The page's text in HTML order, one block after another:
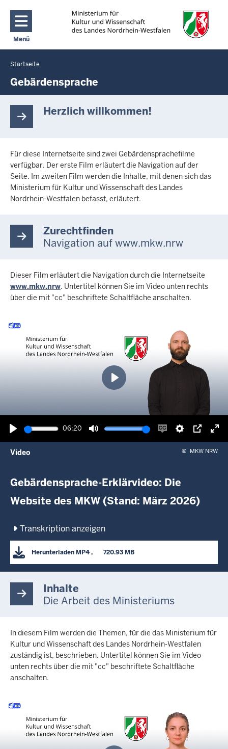
Direkt zum Inhalt
Menü
Navigation aktivieren/deaktivieren: Main Menu
Sie
befinden
hier
Startseite
Gebärdensprache
Herzlich willkommen!
Für diese Internetseite sind zwei Gebärdensprachefilme
verfügbar. Der erste Film erläutert die Navigation auf der
Seite. Im zweiten Film werden die Inhalte, mit denen sich das
Ministerium für Kultur und Wissenschaft des Landes
Nordrhein-Westfalen befasst, erläutert.
Zurechtfinden
Navigation auf www.mkw.nrw
Dieser Film erläutert die Navigation durch die Internetseite
www.mkw.nrw. Untertitel können Sie im Video unten rechts
über die mit "cc" beschriftete Schaltfläche anschalten.
Wiedergabe
06:20
Ton
Untertitel
einschalten
Picture-
in-
Wiedergabe
Video © MKW NRW
Gebärdensprache-Erklärvideo: Die
Website des MKW (Stand: März 2026)
Transkription anzeigen
Herunterladen MP4
      720.93 MB
Inhalte
Die Arbeit des Ministeriums
In diesem Film werden die Themen, für die das Ministerium für
Kultur und Wissenschaft des Landes Nordrhein-Westfalen
zuständig ist, beschrieben. Untertitel können Sie im Video
unten rechts über die mit "cc" beschriftete Schaltfläche
anschalten.